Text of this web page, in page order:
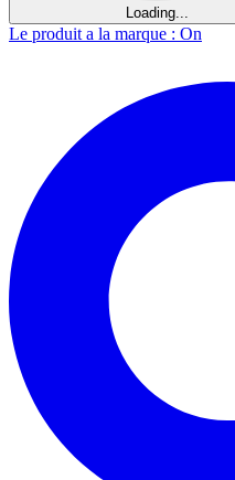
Loading...
Le produit a la marque : On